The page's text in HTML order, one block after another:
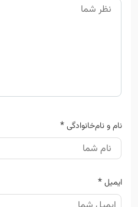
نام و نام‌خانوادگی*
ایمیل*